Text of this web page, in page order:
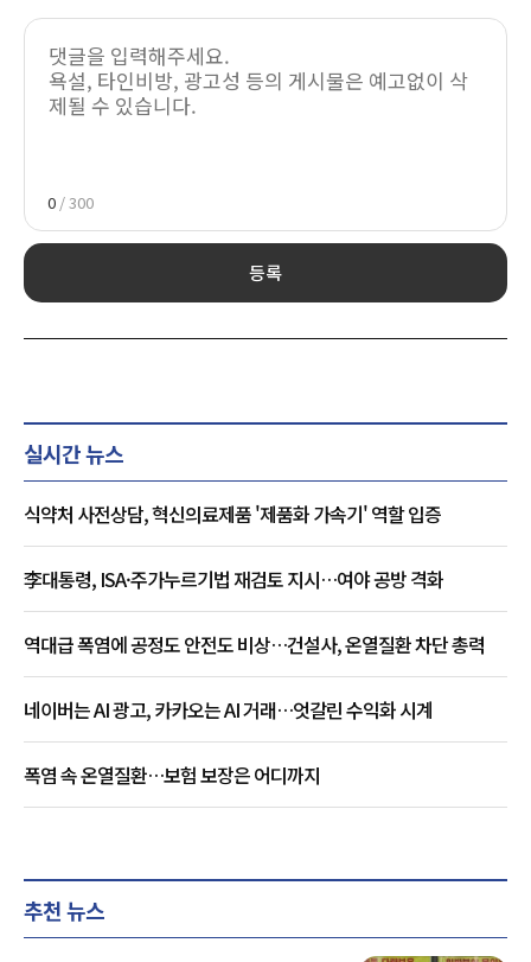
0 / 300
등록
실시간 뉴스
식약처 사전상담, 혁신의료제품 '제품화 가속기' 역할 입증
李대통령, ISA·주가누르기법 재검토 지시…여야 공방 격화
역대급 폭염에 공정도 안전도 비상…건설사, 온열질환 차단 총력
네이버는 AI 광고, 카카오는 AI 거래…엇갈린 수익화 시계
폭염 속 온열질환…보험 보장은 어디까지
추천 뉴스